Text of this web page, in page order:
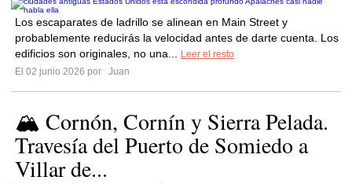
Los escaparates de ladrillo se alinean en Main Street y
probablemente reducirás la velocidad antes de darte cuenta. Los
edificios son originales, no una...
Leer el resto
El 02 junio 2026 por
Juan
🏔️ Cornón, Cornín y Sierra Pelada.
Travesía del Puerto de Somiedo a
Villar de...